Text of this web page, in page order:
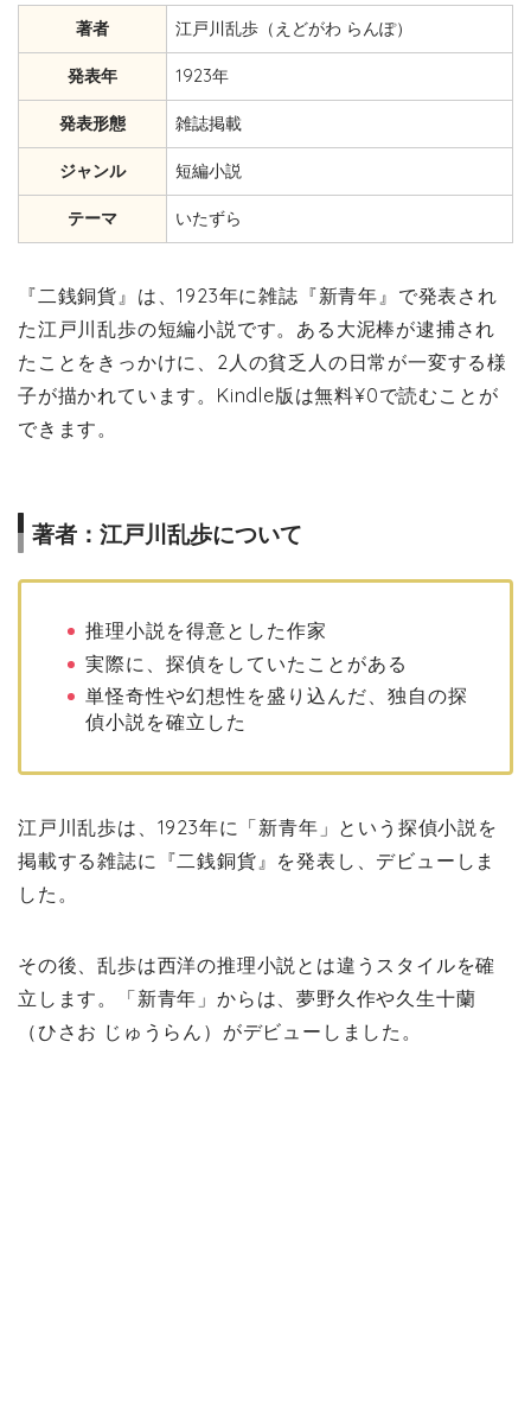
著者 江戸川乱歩（えどがわ らんぽ）
発表年 1923年
発表形態 雑誌掲載
ジャンル 短編小説
テーマ いたずら
『二銭銅貨』は、1923年に雑誌『新青年』で発表され
た江戸川乱歩の短編小説です。ある大泥棒が逮捕され
たことをきっかけに、2人の貧乏人の日常が一変する様
子が描かれています。Kindle版は無料¥0で読むことが
できます。
著者：江戸川乱歩について
推理小説を得意とした作家
実際に、探偵をしていたことがある
単怪奇性や幻想性を盛り込んだ、独自の探
偵小説を確立した
江戸川乱歩は、1923年に「新青年」という探偵小説を
掲載する雑誌に『二銭銅貨』を発表し、デビューしま
した。
その後、乱歩は西洋の推理小説とは違うスタイルを確
立します。「新青年」からは、夢野久作や久生十蘭
（ひさお じゅうらん）がデビューしました。